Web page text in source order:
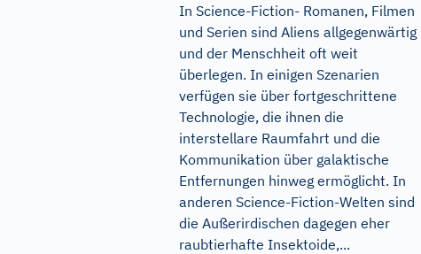
In Science-Fiction- Romanen, Filmen
und Serien sind Aliens allgegenwärtig
und der Menschheit oft weit
überlegen. In einigen Szenarien
verfügen sie über fortgeschrittene
Technologie, die ihnen die
interstellare Raumfahrt und die
Kommunikation über galaktische
Entfernungen hinweg ermöglicht. In
anderen Science-Fiction-Welten sind
die Außerirdischen dagegen eher
raubtierhafte Insektoide,...